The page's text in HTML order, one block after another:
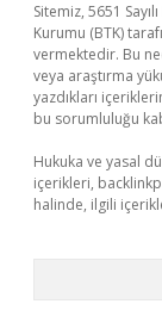
Sitemiz, 5651
Kurumu (BTK)
vermektedir. Bu
veya araştırma
yazdıkları
bu sorumluluğu
Hukuka ve yasal
içerikleri,
halinde, ilgili